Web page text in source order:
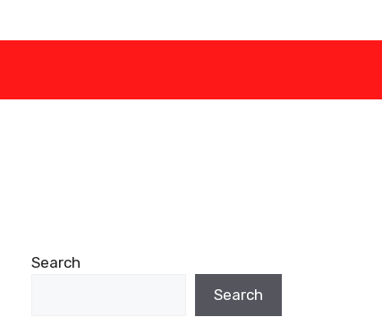
Search
Search